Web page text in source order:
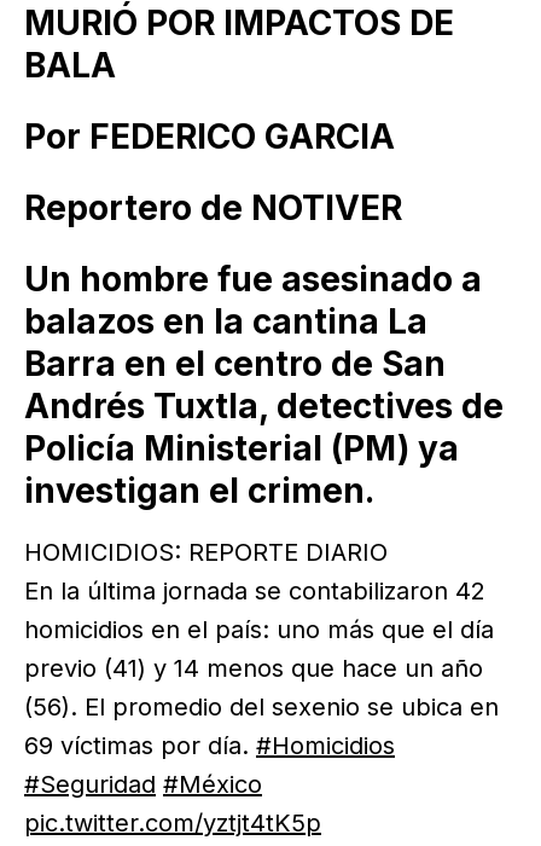
MURIÓ POR IMPACTOS DE
BALA
Por FEDERICO GARCIA
Reportero de NOTIVER
Un hombre fue asesinado a
balazos en la cantina La
Barra en el centro de San
Andrés Tuxtla, detectives de
Policía Ministerial (PM) ya
investigan el crimen.
HOMICIDIOS: REPORTE DIARIO
En la última jornada se contabilizaron 42
homicidios en el país: uno más que el día
previo (41) y 14 menos que hace un año
(56). El promedio del sexenio se ubica en
69 víctimas por día. #Homicidios
#Seguridad #México
pic.twitter.com/yztjt4tK5p